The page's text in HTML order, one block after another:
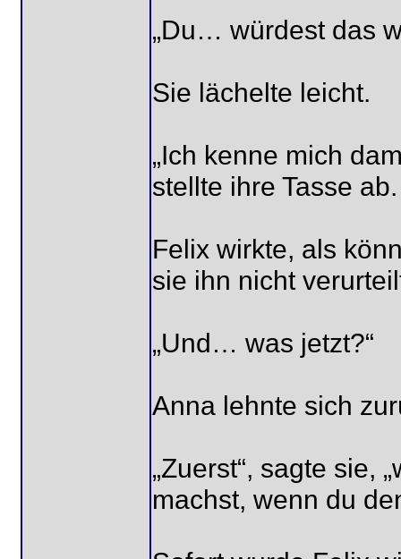
„Du… würdest das
Sie lächelte leicht.
„Ich kenne mich
stellte ihre Tasse
Felix wirkte, als
sie ihn nicht
„Und… was jetzt?“
Anna lehnte sich
„Zuerst“, sagte sie,
machst, wenn du